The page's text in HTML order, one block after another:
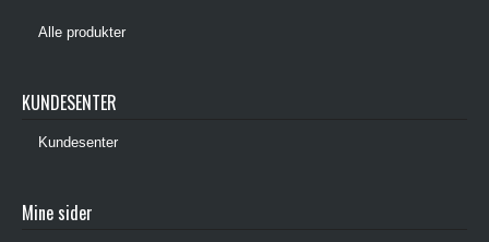
Alle produkter
KUNDESENTER
Kundesenter
Mine sider